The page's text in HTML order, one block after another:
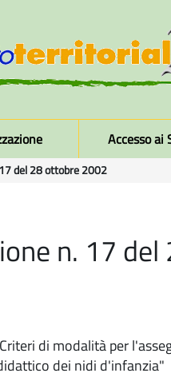
Accesso ai
del 28 ottobre 2002
n. 17
di modalità per
dei nidi d'infanzia"